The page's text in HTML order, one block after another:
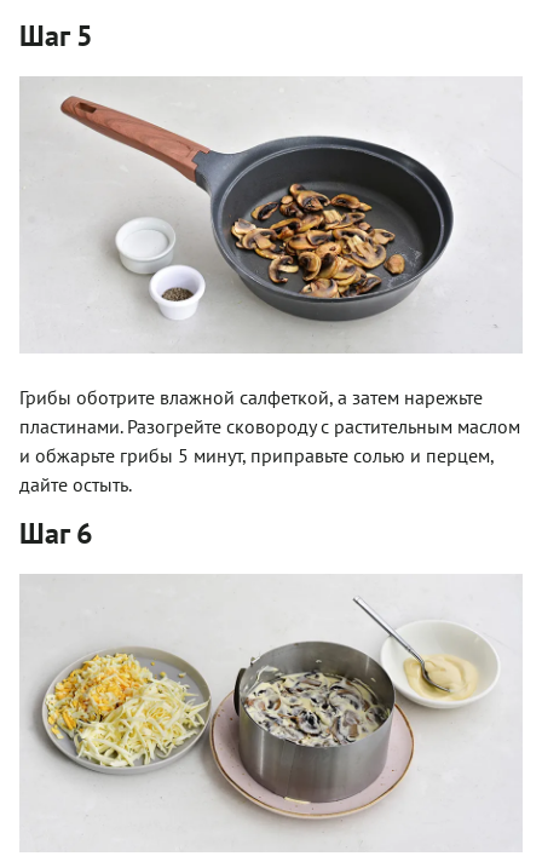
Шаг 5
Грибы оботрите влажной салфеткой, а затем нарежьте
пластинами. Разогрейте сковороду с растительным маслом
и обжарьте грибы 5 минут, приправьте солью и перцем,
дайте остыть.
Шаг 6